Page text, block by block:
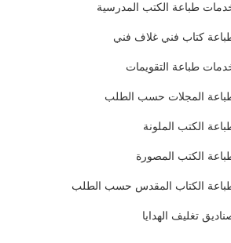
طباعة الكتب المدرسية
كتاب فني غلاف فني
طباعة التقويمات
المجلات حسب الطلب
الكتب الملونة
الكتب المصورة
الكتاب المقدس حسب الطلب
تغليف الهدايا